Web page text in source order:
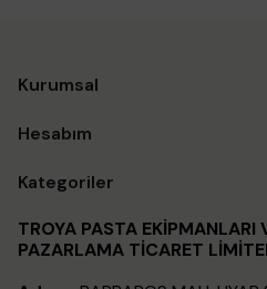
Kurumsal
Hesabım
Kategoriler
TROYA PASTA EKİPMANLARI
PAZARLAMA TİCARET